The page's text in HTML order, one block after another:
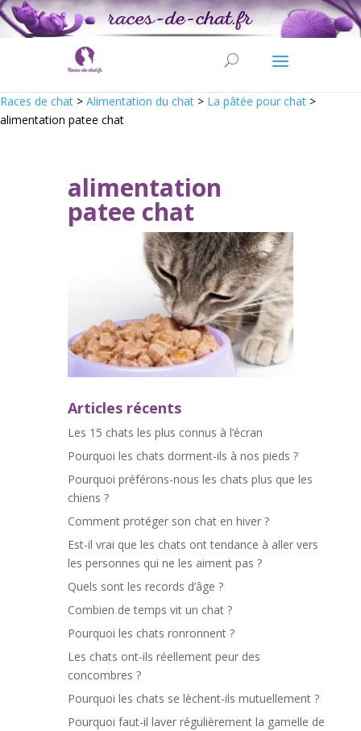
Races de chat > Alimentation du chat > La pâtée pour chat >
alimentation patee chat
alimentation
patee chat
Articles récents
Les 15 chats les plus connus à l’écran
Pourquoi les chats dorment-ils à nos pieds ?
Pourquoi préférons-nous les chats plus que les
chiens ?
Comment protéger son chat en hiver ?
Est-il vrai que les chats ont tendance à aller vers
les personnes qui ne les aiment pas ?
Quels sont les records d’âge ?
Combien de temps vit un chat ?
Pourquoi les chats ronronnent ?
Les chats ont-ils réellement peur des
concombres ?
Pourquoi les chats se lèchent-ils mutuellement ?
Pourquoi faut-il laver régulièrement la gamelle de